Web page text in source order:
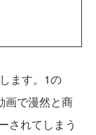
ます。1の
画で漫然と商
されてしまう